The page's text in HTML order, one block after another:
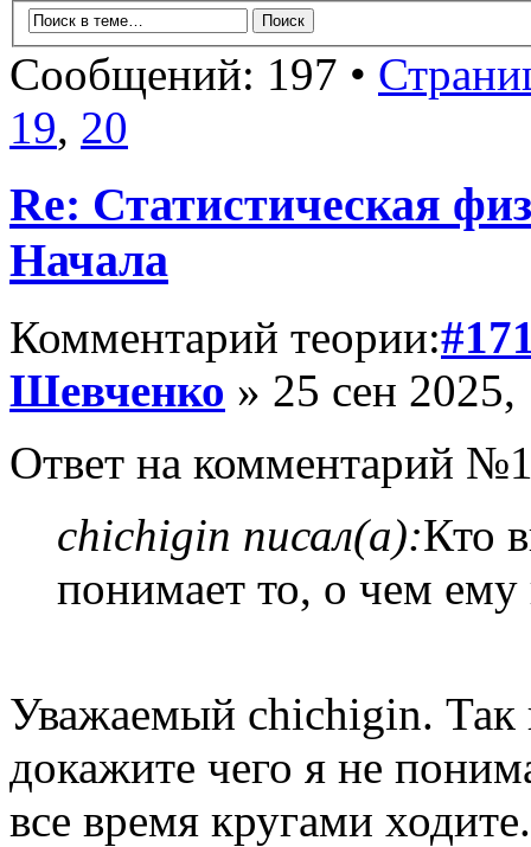
Сообщений: 197 •
19, 20
Re: Статистическая
Начала
Комментарий теории:
Шевченко » 25 сен 2025,
Ответ на комментарий
chichigin писал(а):Кто
понимает то, о чем ему
Уважаемый chichigin. Так
докажите чего я не
все время кругами